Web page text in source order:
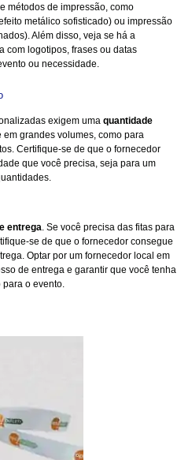
métodos de impressão, como
metálico sofisticado) ou impressão
Além disso, veja se há a
com logotipos, frases ou datas
ou necessidade.
exigem uma quantidade
em grandes volumes, como para
Certifique-se de que o fornecedor
que você precisa, seja para um
entrega. Se você precisa das fitas para
se de que o fornecedor consegue
Optar por um fornecedor local em
de entrega e garantir que você tenha
para o evento.